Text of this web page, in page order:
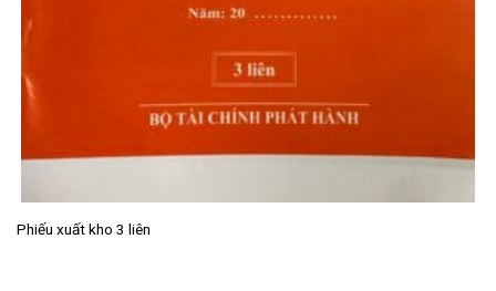
Phiếu xuất kho 3 liên